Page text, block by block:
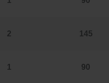
2 145
1 90